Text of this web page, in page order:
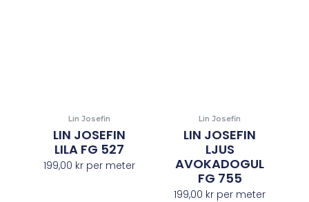
Lin Josefin
LIN JOSEFIN
LILA FG 527
199,00 krper meter
Lin Josefin
LIN JOSEFIN
LJUS
AVOKADOGUL
FG 755
199,00 kr per meter